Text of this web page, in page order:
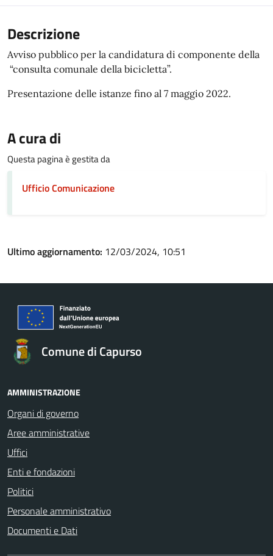
Descrizione
Avviso pubblico per la candidatura di componente della
“consulta comunale della bicicletta”.
Presentazione delle istanze fino al 7 maggio 2022.
A cura di
Questa pagina è gestita da
Ufficio Comunicazione
Ultimo aggiornamento: 12/03/2024, 10:51
Comune di Capurso
AMMINISTRAZIONE
Organi di governo
Aree amministrative
Uffici
Enti e fondazioni
Politici
Personale amministrativo
Documenti e Dati